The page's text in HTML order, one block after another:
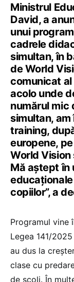
Ministrul
David, a
unui
cadrele
simultan, în
de World
comunicat al
acolo unde
numărul mic
simultan,
training,
europene,
World Vision
Mă aștept în
copiilor”, a
Programul vine
Legea 141/
au dus la
clase cu
de școli. În